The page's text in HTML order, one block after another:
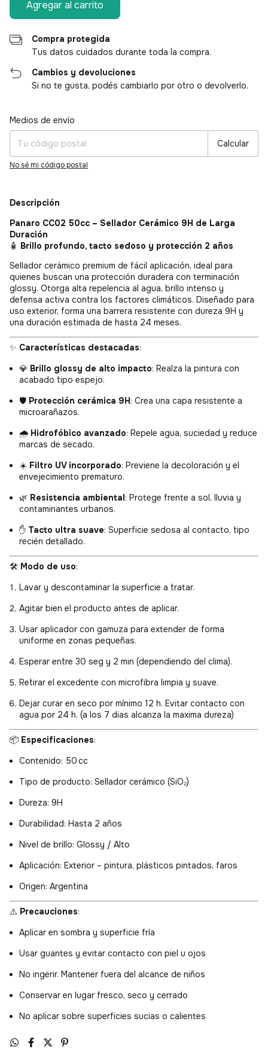
Compra protegida
Tus datos cuidados durante toda la compra.
Cambios y devoluciones
Si no te gusta, podés cambiarlo por otro o devolverlo.
Entregas para el CP:
Medios de envío
Calcular
No sé mi código postal
Descripción
Panaro CC02 50cc – Sellador Cerámico 9H de Larga
Duración
🧴 Brillo profundo, tacto sedoso y protección 2 años
Sellador cerámico premium de fácil aplicación, ideal para
quienes buscan una protección duradera con terminación
glossy. Otorga alta repelencia al agua, brillo intenso y
defensa activa contra los factores climáticos. Diseñado para
uso exterior, forma una barrera resistente con dureza 9H y
una duración estimada de hasta 24 meses.
✨ Características destacadas:
💎 Brillo glossy de alto impacto: Realza la pintura con
acabado tipo espejo.
🛡️ Protección cerámica 9H: Crea una capa resistente a
microarañazos.
🌧️ Hidrofóbico avanzado: Repele agua, suciedad y reduce
marcas de secado.
☀️ Filtro UV incorporado: Previene la decoloración y el
envejecimiento prematuro.
🌿 Resistencia ambiental: Protege frente a sol, lluvia y
contaminantes urbanos.
✋ Tacto ultra suave: Superficie sedosa al contacto, tipo
recién detallado.
🛠️ Modo de uso:
Lavar y descontaminar la superficie a tratar.
Agitar bien el producto antes de aplicar.
Usar aplicador con gamuza para extender de forma
uniforme en zonas pequeñas.
Esperar entre 30 seg y 2 min (dependiendo del clima).
Retirar el excedente con microfibra limpia y suave.
Dejar curar en seco por mínimo 12 h. Evitar contacto con
agua por 24 h. (a los 7 dias alcanza la maxima dureza)
📦 Especificaciones:
Contenido: 50 cc
Tipo de producto: Sellador cerámico (SiO₂)
Dureza: 9H
Durabilidad: Hasta 2 años
Nivel de brillo: Glossy / Alto
Aplicación: Exterior – pintura, plásticos pintados, faros
Origen: Argentina
⚠️ Precauciones:
Aplicar en sombra y superficie fría
Usar guantes y evitar contacto con piel u ojos
No ingerir. Mantener fuera del alcance de niños
Conservar en lugar fresco, seco y cerrado
No aplicar sobre superficies sucias o calientes